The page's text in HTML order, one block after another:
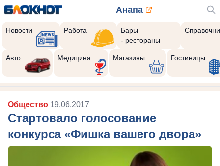
Анапа
Новости Работа
Бары
- рестораны
Авто Медицина Магазины Гостиницы
Общество 19.06.2017
Стартовало голосование
конкурса «Фишка вашего двора»